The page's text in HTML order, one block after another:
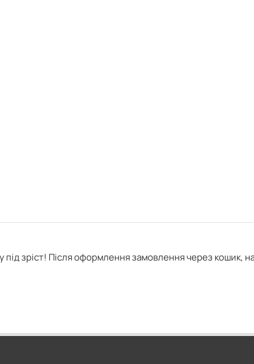
зріст! Після оформлення замовлення через кошик,